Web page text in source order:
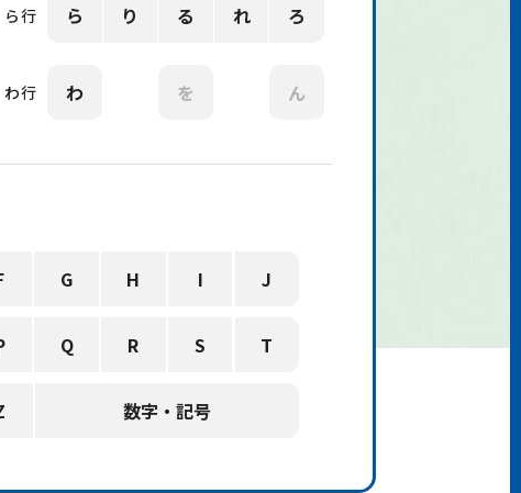
ら行 ら り る れ ろ
わ行 わ を ん
G H I J
Q R S T
数字・記号